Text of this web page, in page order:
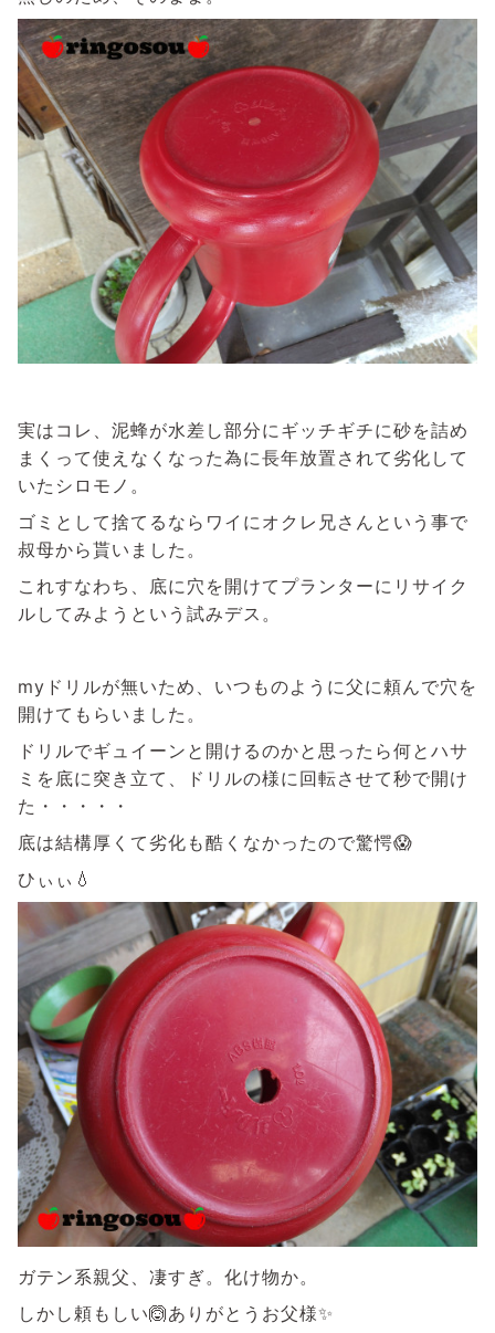
実はコレ、泥蜂が水差し部分にギッチギチに砂を詰め
まくって使えなくなった為に長年放置されて劣化して
いたシロモノ。
ゴミとして捨てるならワイにオクレ兄さんという事で
叔母から貰いました。
これすなわち、底に穴を開けてプランターにリサイク
ルしてみようという試みデス。
myドリルが無いため、いつものように父に頼んで穴を
開けてもらいました。
ドリルでギュイーンと開けるのかと思ったら何とハサ
ミを底に突き立て、ドリルの様に回転させて秒で開け
た・・・・・
底は結構厚くて劣化も酷くなかったので驚愕😱
ひぃぃ💧
ガテン系親父、凄すぎ。化け物か。
しかし頼もしい🙆ありがとうお父様✨